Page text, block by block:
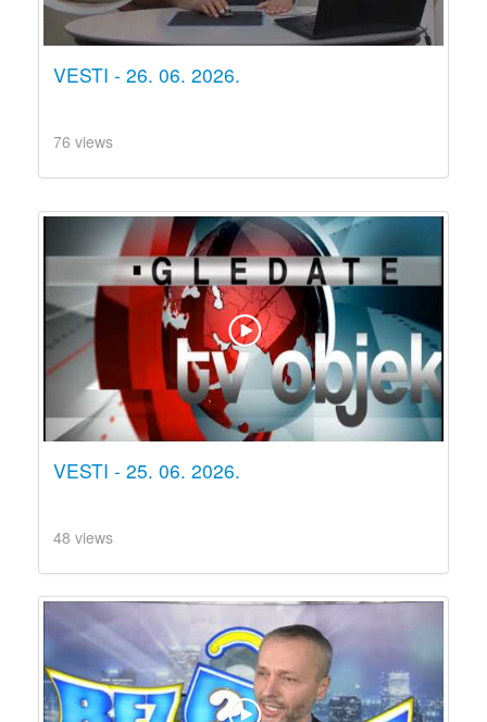
VESTI - 26. 06. 2026.
76 views
VESTI - 25. 06. 2026.
48 views